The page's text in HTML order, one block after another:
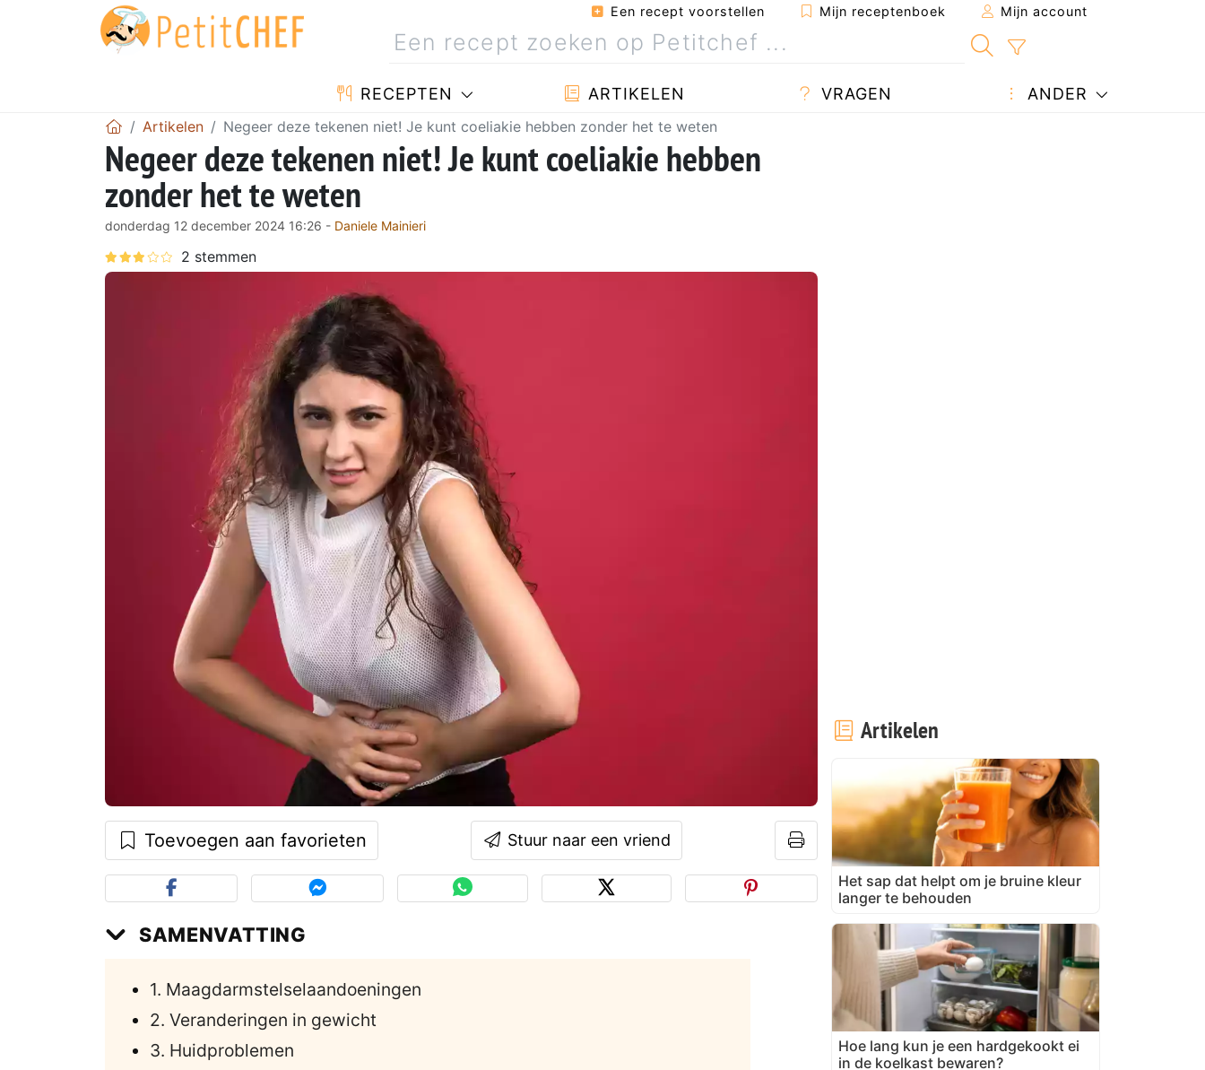
Een recept voorstellen Mijn receptenboek Mijn account
RECEPTEN ARTIKELEN VRAGEN ANDER
Artikelen Negeer deze tekenen niet! Je kunt coeliakie hebben zonder het te weten
Negeer deze tekenen niet! Je kunt coeliakie hebben
zonder het te weten
donderdag 12 december 2024 16:26 - Daniele Mainieri
Toevoegen aan favorieten Stuur naar een vriend
SAMENVATTING
1. Maagdarmstelselaandoeningen
2. Veranderingen in gewicht
3. Huidproblemen
Artikelen
Het sap dat helpt om je bruine kleur
langer te behouden
Hoe lang kun je een hardgekookt ei
in de koelkast bewaren?